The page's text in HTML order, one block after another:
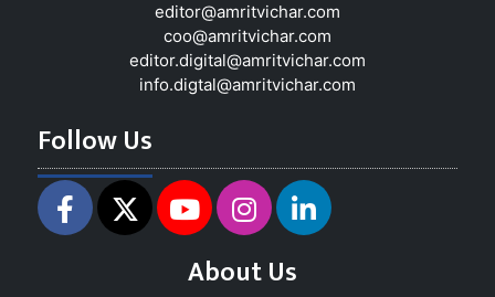
editor@amritvichar.com
coo@amritvichar.com
editor.digital@amritvichar.com
info.digtal@amritvichar.com
Follow Us
About Us